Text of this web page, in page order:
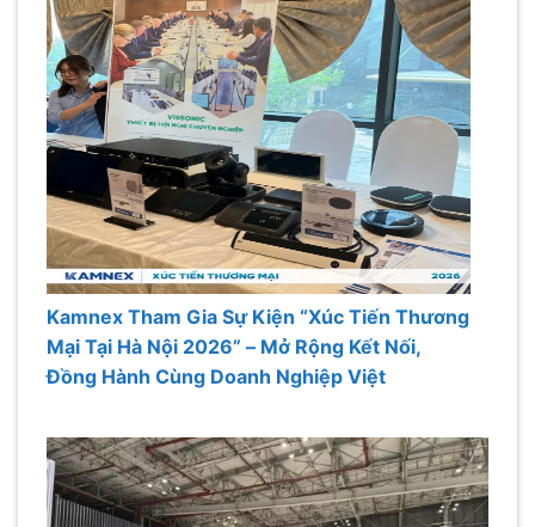
Kamnex Tham Gia Sự Kiện “Xúc Tiến Thương
Mại Tại Hà Nội 2026” – Mở Rộng Kết Nối,
Đồng Hành Cùng Doanh Nghiệp Việt